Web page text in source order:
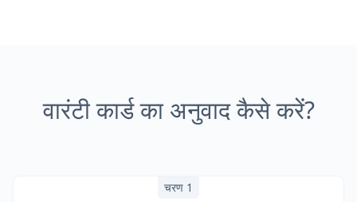
वारंटी कार्ड का अनुवाद कैसे करें?
चरण 1